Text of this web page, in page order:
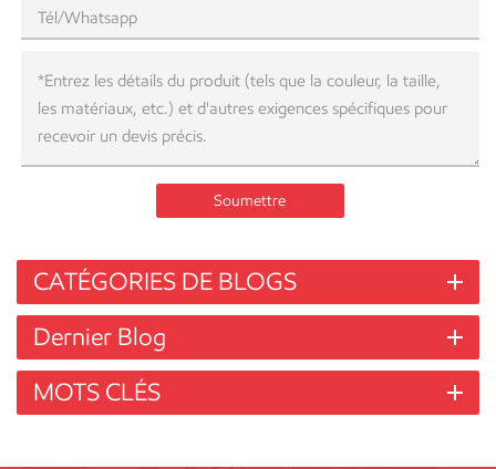
Soumettre
CATÉGORIES DE BLOGS
Dernier Blog
MOTS CLÉS